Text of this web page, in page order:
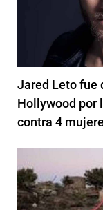
Jared Leto fue
Hollywood por
contra 4